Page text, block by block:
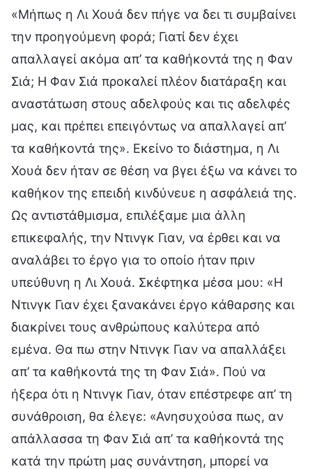
«Μήπως η Λι Χουά δεν πήγε να δει τι συμβαίνει
την προηγούμενη φορά; Γιατί δεν έχει
απαλλαγεί ακόμα απ’ τα καθήκοντά της η Φαν
Σιά; Η Φαν Σιά προκαλεί πλέον διατάραξη και
αναστάτωση στους αδελφούς και τις αδελφές
μας, και πρέπει επειγόντως να απαλλαγεί απ’
τα καθήκοντά της». Εκείνο το διάστημα, η Λι
Χουά δεν ήταν σε θέση να βγει έξω να κάνει το
καθήκον της επειδή κινδύνευε η ασφάλειά της.
Ως αντιστάθμισμα, επιλέξαμε μια άλλη
επικεφαλής, την Ντινγκ Γιαν, να έρθει και να
αναλάβει το έργο για το οποίο ήταν πριν
υπεύθυνη η Λι Χουά. Σκέφτηκα μέσα μου: «Η
Ντινγκ Γιαν έχει ξανακάνει έργο κάθαρσης και
διακρίνει τους ανθρώπους καλύτερα από
εμένα. Θα πω στην Ντινγκ Γιαν να απαλλάξει
απ’ τα καθήκοντά της τη Φαν Σιά». Πού να
ήξερα ότι η Ντινγκ Γιαν, όταν επέστρεφε απ’ τη
συνάθροιση, θα έλεγε: «Ανησυχούσα πως, αν
απάλλασσα τη Φαν Σιά απ’ τα καθήκοντά της
κατά την πρώτη μας συνάντηση, μπορεί να